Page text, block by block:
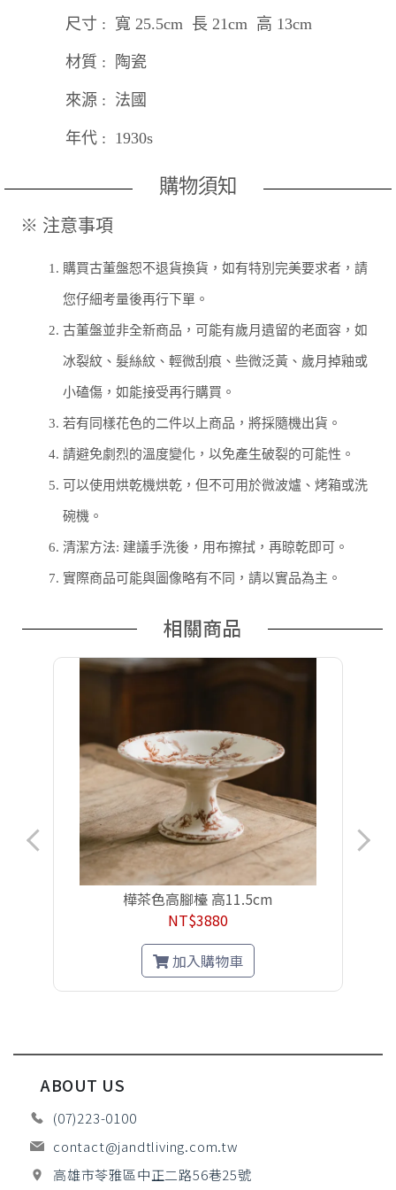
尺寸 : 寬 25.5cm 長 21cm 高 13cm
材質 : 陶瓷
來源 : 法國
年代 : 1930s
購物須知
※ 注意事項
1. 購買古董盤恕不退貨換貨，如有特別完美要求者，請
您仔細考量後再行下單。
2. 古董盤並非全新商品，可能有歲月遺留的老面容，如
冰裂紋、髮絲紋、輕微刮痕、些微泛黃、歲月掉釉或
小磕傷，如能接受再行購買。
3. 若有同樣花色的二件以上商品，將採隨機出貨。
4. 請避免劇烈的溫度變化，以免產生破裂的可能性。
5. 可以使用烘乾機烘乾，但不可用於微波爐、烤箱或洗
碗機。
6. 清潔方法: 建議手洗後，用布擦拭，再晾乾即可。
7. 實際商品可能與圖像略有不同，請以實品為主。
相關商品
樺茶色高腳檯 高11.5cm
NT$3880
加入購物車
ABOUT US
(07)223-0100
contact@jandtliving.com.tw
高雄市苓雅區中正二路56巷25號